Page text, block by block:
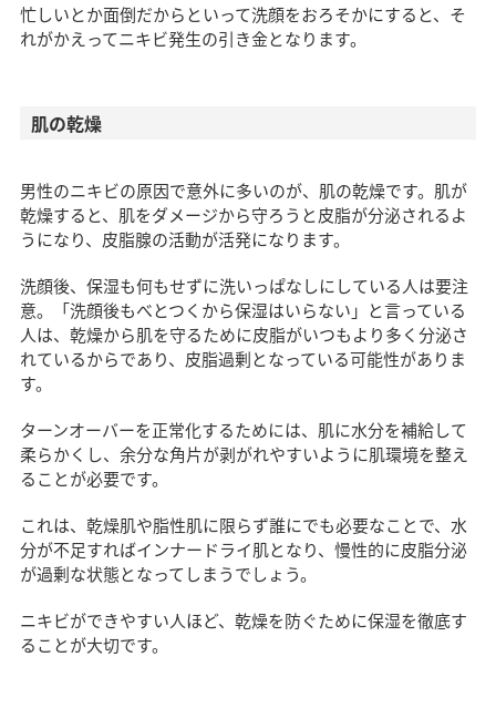
忙しいとか面倒だからといって洗顔をおろそかにすると、そ
れがかえってニキビ発生の引き金となります。
肌の乾燥
男性のニキビの原因で意外に多いのが、肌の乾燥です。肌が
乾燥すると、肌をダメージから守ろうと皮脂が分泌されるよ
うになり、皮脂腺の活動が活発になります。
洗顔後、保湿も何もせずに洗いっぱなしにしている人は要注
意。「洗顔後もべとつくから保湿はいらない」と言っている
人は、乾燥から肌を守るために皮脂がいつもより多く分泌さ
れているからであり、皮脂過剰となっている可能性がありま
す。
ターンオーバーを正常化するためには、肌に水分を補給して
柔らかくし、余分な角片が剥がれやすいように肌環境を整え
ることが必要です。
これは、乾燥肌や脂性肌に限らず誰にでも必要なことで、水
分が不足すればインナードライ肌となり、慢性的に皮脂分泌
が過剰な状態となってしまうでしょう。
ニキビができやすい人ほど、乾燥を防ぐために保湿を徹底す
ることが大切です。